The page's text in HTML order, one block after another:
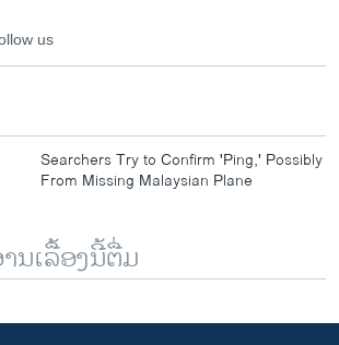
us
Searchers Try to Confirm 'Ping,' Possibly
From Missing Malaysian Plane
ນເລື້ອງນີ້ຕື່ມ